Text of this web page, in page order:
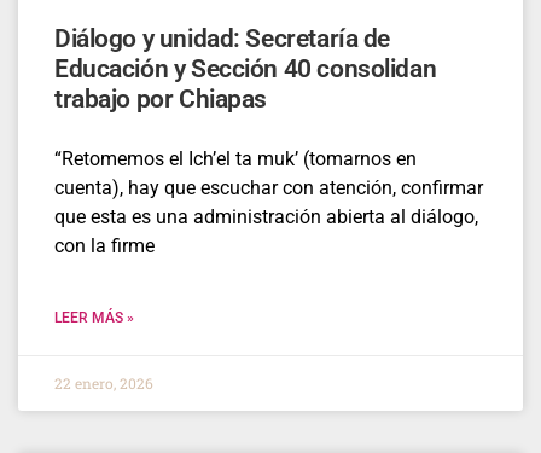
Diálogo y unidad: Secretaría de
Educación y Sección 40 consolidan
trabajo por Chiapas
“Retomemos el Ich’el ta muk’ (tomarnos en
cuenta), hay que escuchar con atención, confirmar
que esta es una administración abierta al diálogo,
con la firme
LEER MÁS »
22 enero, 2026